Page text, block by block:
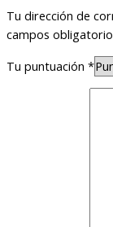
Tu dirección de
campos
Tu puntuación *